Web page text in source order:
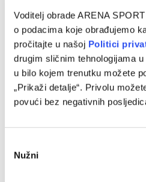
Voditelj obrade ARENA
o podacima koje obrađujemo
pročitajte u našoj Politici
drugim sličnim tehnologijama
u bilo kojem trenutku možete
„Prikaži detalje“. Privolu
povući bez negativnih
Selection
Nužni
Džumhur opravdao ulogu
04/08/2026